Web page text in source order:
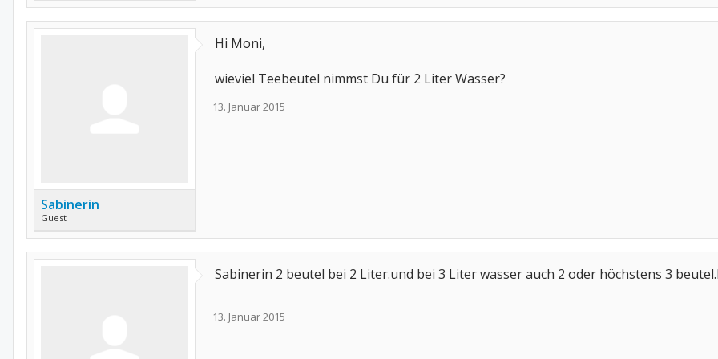
Sabinerin
Guest
Hi Moni,
wieviel Teebeutel nimmst Du für 2 Liter Wasser?
13. Januar 2015
Sabinerin 2 beutel bei 2 Liter.und bei 3 Liter wasser auch 2 oder höchstens 3
13. Januar 2015